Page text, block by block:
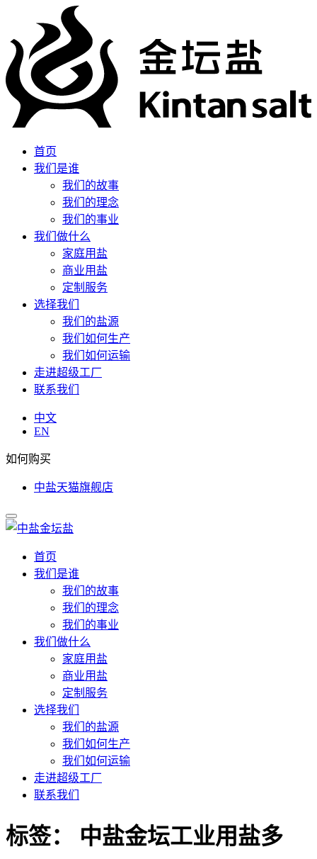
首页
我们是谁
我们的故事
我们的理念
我们的事业
我们做什么
家庭用盐
商业用盐
定制服务
选择我们
我们的盐源
我们如何生产
我们如何运输
走进超级工厂
联系我们
中文
EN
如何购买
中盐天猫旗舰店
首页
我们是谁
我们的故事
我们的理念
我们的事业
我们做什么
家庭用盐
商业用盐
定制服务
选择我们
我们的盐源
我们如何生产
我们如何运输
走进超级工厂
联系我们
标签： 中盐金坛工业用盐多